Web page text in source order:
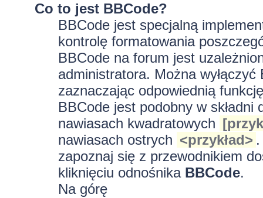
Co to jest BBCode?
BBCode jest specjalną
kontrolę formatowania
BBCode na forum jest
administratora. Można
zaznaczając odpowiednią
BBCode jest podobny w
nawiasach kwadratowych
nawiasach ostrych <przykład>
zapoznaj się z przewodnikiem
kliknięciu odnośnika BBCode.
Na górę